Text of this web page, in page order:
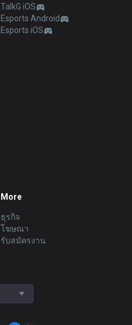
TalkG iOS
Esports Android
Esports iOS
More
ธุรกิจ
โฆษณา
รับสมัครงาน